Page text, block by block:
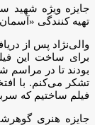
جایزه ویژه شهید
تهیه کنندگی
والی‌نژاد پس از
برای ساخت این
بودند تا در مراسم
تشکر می‌کنم. با
فیلم ساختیم که
جایزه هنری